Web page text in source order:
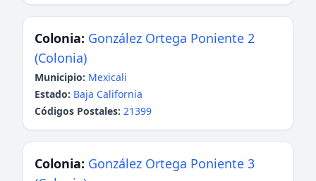
Colonia: González Ortega Poniente 2
(Colonia)
Municipio: Mexicali
Estado: Baja California
Códigos Postales: 21399
Colonia: González Ortega Poniente 3